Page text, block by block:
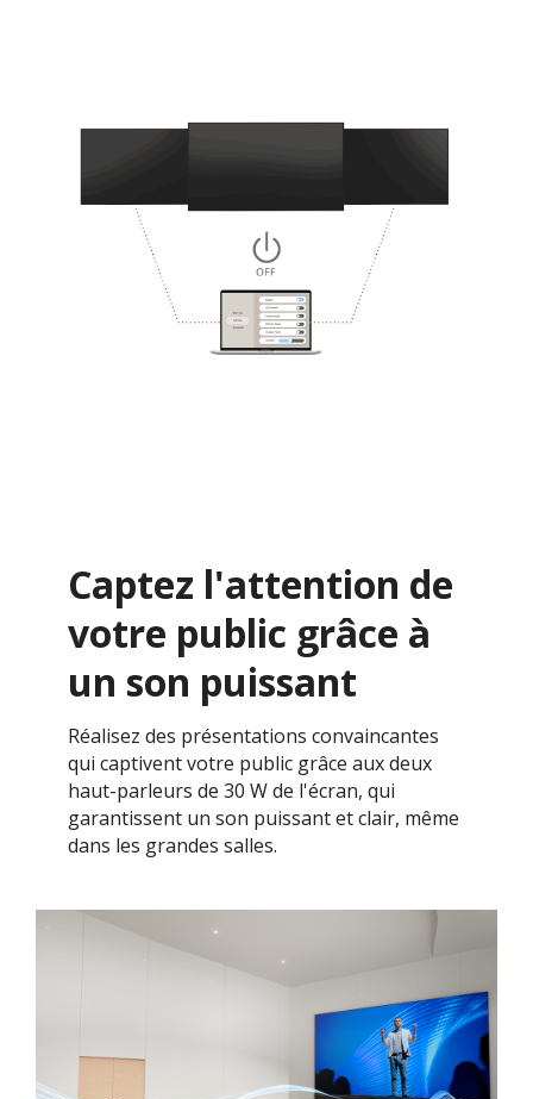
Captez l'attention de
votre public grâce à
un son puissant
Réalisez des présentations convaincantes
qui captivent votre public grâce aux deux
haut-parleurs de 30 W de l'écran, qui
garantissent un son puissant et clair, même
dans les grandes salles.